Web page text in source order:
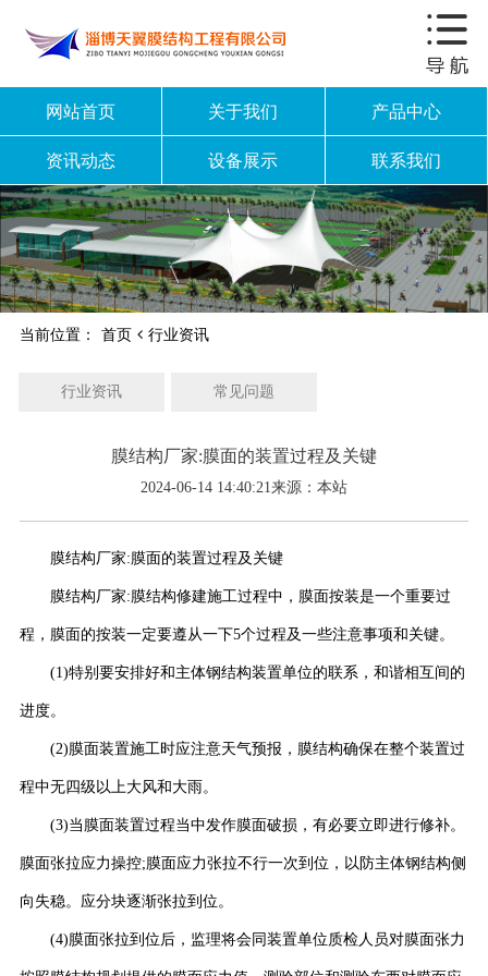
网站首页 关于我们 产品中心
资讯动态 设备展示 联系我们
当前位置： 首页 行业资讯
行业资讯 常见问题
膜结构厂家:膜面的装置过程及关键
2024-06-14 14:40:21来源：本站
膜结构厂家:膜面的装置过程及关键
膜结构厂家:膜结构修建施工过程中，膜面按装是一个重要过
程，膜面的按装一定要遵从一下5个过程及一些注意事项和关键。
(1)特别要安排好和主体钢结构装置单位的联系，和谐相互间的
进度。
(2)膜面装置施工时应注意天气预报，膜结构确保在整个装置过
程中无四级以上大风和大雨。
(3)当膜面装置过程当中发作膜面破损，有必要立即进行修补。
膜面张拉应力操控;膜面应力张拉不行一次到位，以防主体钢结构侧
向失稳。应分块逐渐张拉到位。
(4)膜面张拉到位后，监理将会同装置单位质检人员对膜面张力